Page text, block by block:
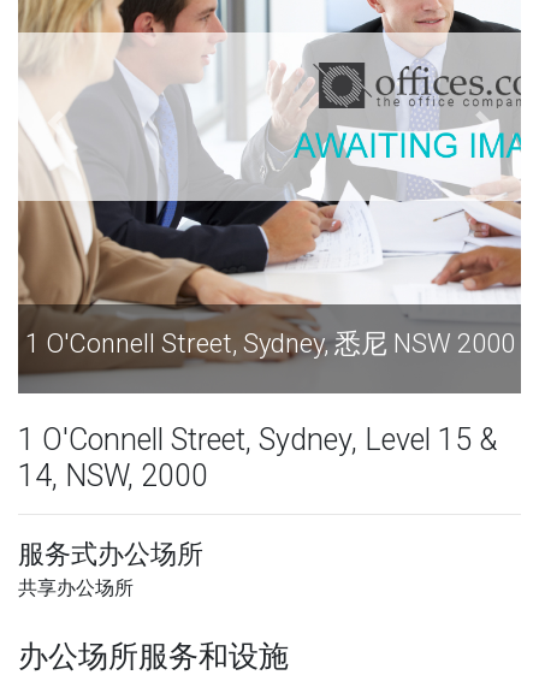
1 O'Connell Street, Sydney, 悉尼 NSW 2000
1 O'Connell Street, Sydney, Level 15 &
14, NSW, 2000
服务式办公场所
共享办公场所
办公场所服务和设施